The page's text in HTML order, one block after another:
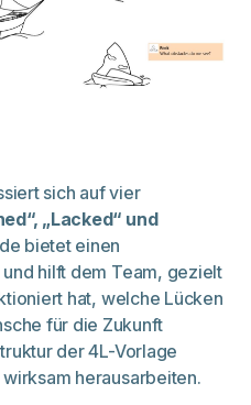
sich auf vier
„Lacked“ und
bietet einen
hilft dem Team, gezielt
hat, welche Lücken
für die Zukunft
der 4L-Vorlage
herausarbeiten.